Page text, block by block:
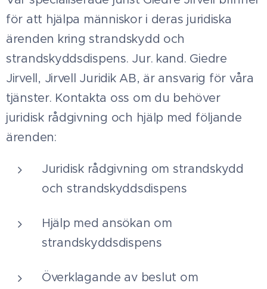
för att hjälpa människor i deras juridiska
ärenden kring strandskydd och
strandskyddsdispens. Jur. kand. Giedre
Jirvell, Jirvell Juridik AB, är ansvarig för våra
tjänster. Kontakta oss om du behöver
juridisk rådgivning och hjälp med följande
ärenden:
Juridisk rådgivning om strandskydd
och strandskyddsdispens
Hjälp med ansökan om
strandskyddsdispens
Överklagande av beslut om